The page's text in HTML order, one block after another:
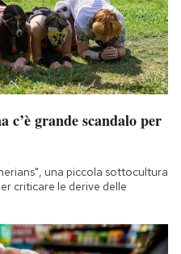
c’è grande scandalo per
una piccola sottocultura
criticare le derive delle